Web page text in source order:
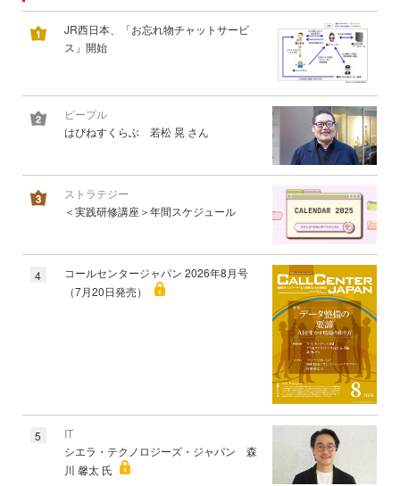
JR西日本、「お忘れ物チャットサービ
ス」開始
ピープル
はぴねすくらぶ 若松 晃 さん
ストラテジー
＜実践研修講座＞年間スケジュール
4
コールセンタージャパン 2026年8月号
（7月20日発売）
5
IT
シエラ・テクノロジーズ・ジャパン 森
川 馨太 氏